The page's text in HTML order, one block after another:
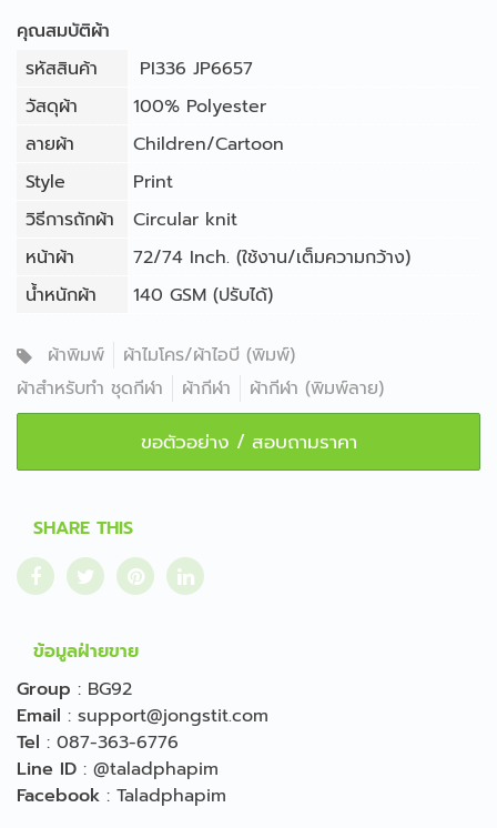
คุณสมบัติผ้า
รหัสสินค้า
PI336 JP6657
วัสดุผ้า
100% Polyester
ลายผ้า
Children/Cartoon
Style
Print
วิธีการถักผ้า
Circular knit
หน้าผ้า
72/74 Inch. (ใช้งาน/เต็มความกว้าง)
น้ำหนักผ้า
140 GSM (ปรับได้)
ผ้าพิมพ์
ผ้าไมโคร/ผ้าไอบี (พิมพ์)
ผ้าสำหรับทำ ชุดกีฬา
ผ้ากีฬา ผ้ากีฬา (พิมพ์ลาย)
ขอตัวอย่าง / สอบถามราคา
SHARE THIS
ข้อมูลฝ่ายขาย
Group : BG92
Email : support@jongstit.com
Tel : 087-363-6776
Line ID : @taladphapim
Facebook : Taladphapim